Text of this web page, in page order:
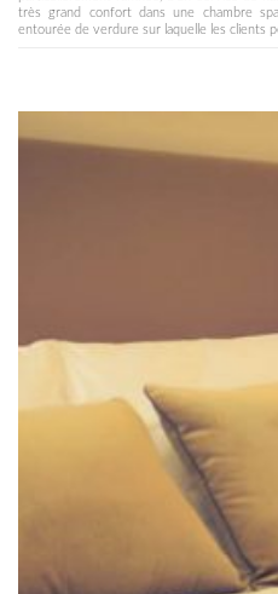
très grand confort dans une chambre
entourée de verdure sur laquelle les clients